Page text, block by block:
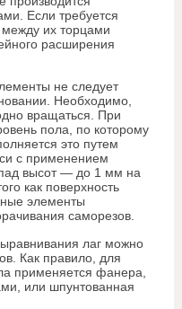
Если требуется
между их торцами
расширения
не следует
Необходимо,
вращаться. При
пола, по которому
это путем
с применением
высот — до 1 мм на
как поверхность
элементы
саморезов.
лаг можно
Как правило, для
применяется фанера,
или шпунтованная